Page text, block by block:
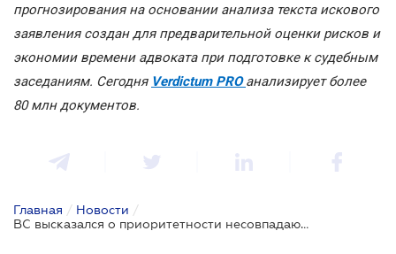
прогнозирования на основании анализа текста искового
заявления создан для предварительной оценки рисков и
экономии времени адвоката при подготовке к судебным
заседаниям. Сегодня Verdictum PROанализирует более
80 млн документов.
Главная / Новости /
ВС высказался о приоритетности несовпадающей в реестре и документах информации об ипотеке